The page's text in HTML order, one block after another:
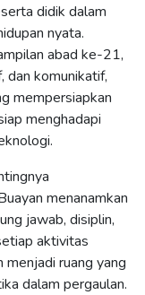
didik dalam
nyata.
abad ke-21,
komunikatif,
mempersiapkan
menghadapi
menanamkan
jawab, disiplin,
aktivitas
menjadi ruang yang
dalam pergaulan.